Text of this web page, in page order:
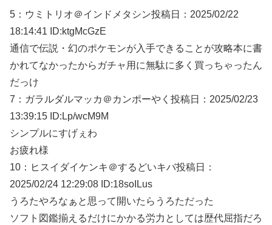
5： ウミトリオ＠インドメタシン投稿日：2025/02/22
18:14:41 ID:ktgMcGzE
通信で伝説・幻のポケモンが入手できることが攻略本に書
かれてなかったからガチャ用に無駄に多く買っちゃったん
だっけ
7： ガラルダルマッカ＠カンポーやく 投稿日：2025/02/23
13:39:15 ID:Lp/wcM9M
シンプルにすげぇわ
お疲れ様
10： ヒスイダイケンキ＠するどいキバ投稿日：
2025/02/24 12:29:08 ID:18soILus
うろたやろなぁと思って開いたらうろただった
ソフト図鑑揃えるだけにかかる労力としては歴代屈指だろ